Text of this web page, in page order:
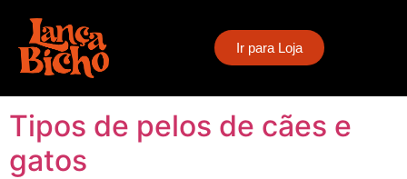
Ir para Loja
Tag: pelagem longa
e lisa
Tipos de pelos de cães e
gatos